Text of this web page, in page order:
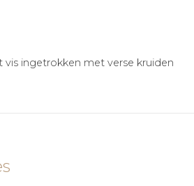
vis ingetrokken met verse kruiden